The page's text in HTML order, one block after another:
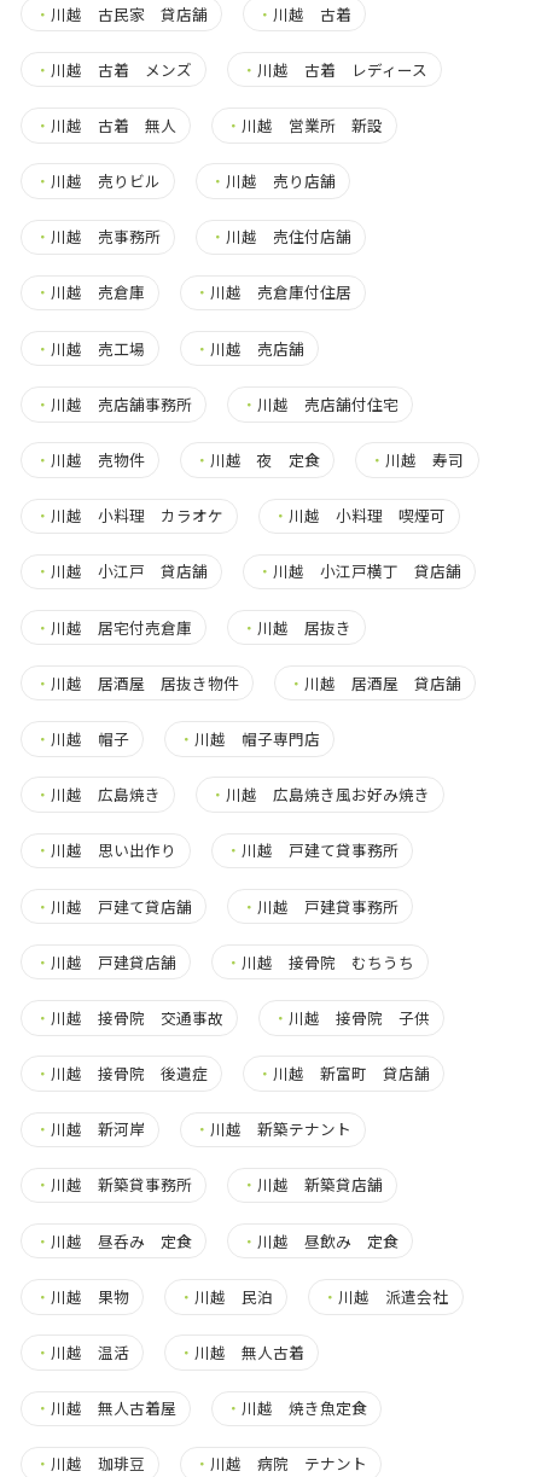
・ 川越 古民家 貸店舗 ・ 川越 古着
・ 川越 古着 メンズ ・ 川越 古着 レディース
・ 川越 古着 無人 ・ 川越 営業所 新設
・ 川越 売りビル ・ 川越 売り店舗
・ 川越 売事務所 ・ 川越 売住付店舗
・ 川越 売倉庫 ・ 川越 売倉庫付住居
・ 川越 売工場 ・ 川越 売店舗
・ 川越 売店舗事務所 ・ 川越 売店舗付住宅
・ 川越 売物件 ・ 川越 夜 定食 ・ 川越 寿司
・ 川越 小料理 カラオケ ・ 川越 小料理 喫煙可
・ 川越 小江戸 貸店舗 ・ 川越 小江戸横丁 貸店舗
・ 川越 居宅付売倉庫 ・ 川越 居抜き
・ 川越 居酒屋 居抜き物件 ・ 川越 居酒屋 貸店舗
・ 川越 帽子 ・ 川越 帽子専門店
・ 川越 広島焼き ・ 川越 広島焼き風お好み焼き
・ 川越 思い出作り ・ 川越 戸建て貸事務所
・ 川越 戸建て貸店舗 ・ 川越 戸建貸事務所
・ 川越 戸建貸店舗 ・ 川越 接骨院 むちうち
・ 川越 接骨院 交通事故 ・ 川越 接骨院 子供
・ 川越 接骨院 後遺症 ・ 川越 新富町 貸店舗
・ 川越 新河岸 ・ 川越 新築テナント
・ 川越 新築貸事務所 ・ 川越 新築貸店舗
・ 川越 昼呑み 定食 ・ 川越 昼飲み 定食
・ 川越 果物 ・ 川越 民泊 ・ 川越 派遣会社
・ 川越 温活 ・ 川越 無人古着
・ 川越 無人古着屋 ・ 川越 焼き魚定食
・ 川越 珈琲豆 ・ 川越 病院 テナント